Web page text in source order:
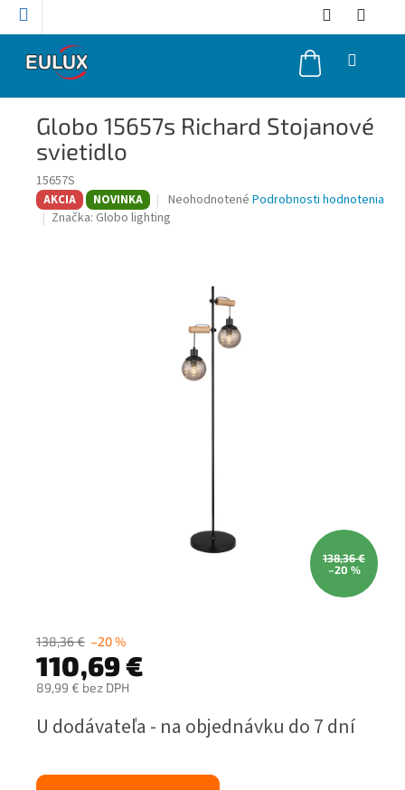
Prejsť
NÁKUPNÝ
KOŠÍK
Globo 15657s Richard Stojanové
svietidlo
15657S
AKCIA NOVINKA
Priemerné
hodnotenie
hviezdičiek.
Neohodnotené Podrobnosti hodnotenia
Značka: Globo lighting
138,36 €
–20 %
138,36 € –20 %
110,69 €
89,99 € bez DPH
cena:
U dodávateľa - na objednávku do 7 dní